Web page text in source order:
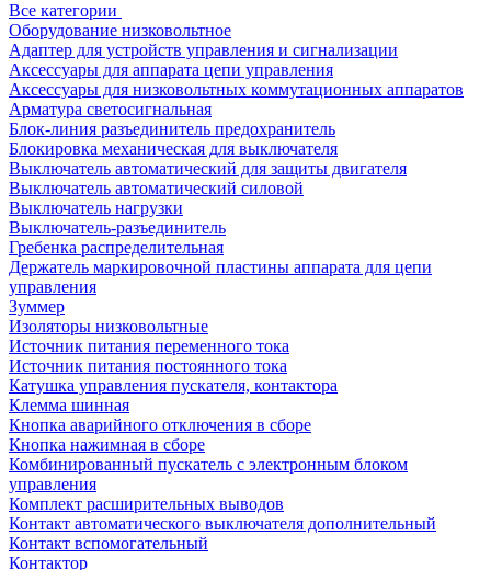
Все категории
Оборудование низковольтное
Адаптер для устройств управления и сигнализации
Аксессуары для аппарата цепи управления
Аксессуары для низковольтных коммутационных аппаратов
Арматура светосигнальная
Блок-линия разъединитель предохранитель
Блокировка механическая для выключателя
Выключатель автоматический для защиты двигателя
Выключатель автоматический силовой
Выключатель нагрузки
Выключатель-разъединитель
Гребенка распределительная
Держатель маркировочной пластины аппарата для цепи
управления
Зуммер
Изоляторы низковольтные
Источник питания переменного тока
Источник питания постоянного тока
Катушка управления пускателя, контактора
Клемма шинная
Кнопка аварийного отключения в сборе
Кнопка нажимная в сборе
Комбинированный пускатель с электронным блоком
управления
Комплект расширительных выводов
Контакт автоматического выключателя дополнительный
Контакт вспомогательный
Контактор